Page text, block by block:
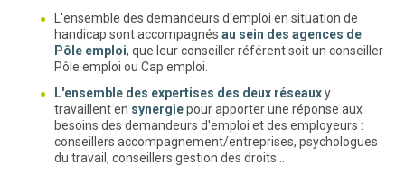
L'ensemble des demandeurs d'emploi en situation de
handicap sont accompagnés au sein des agences de
Pôle emploi, que leur conseiller référent soit un conseiller
Pôle emploi ou Cap emploi.
L'ensemble des expertises des deux réseauxy
travaillent en synergiepour apporter une réponse aux
besoins des demandeurs d'emploi et des employeurs :
conseillers accompagnement/entreprises, psychologues
du travail, conseillers gestion des droits...